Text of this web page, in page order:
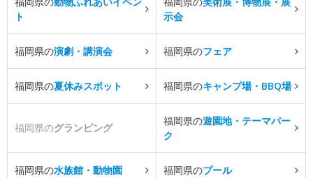
ト
示会
福岡県の演劇・講演会 福岡県のフェア
福岡県の夏休みスポット 福岡県のキャンプ場・BBQ場
福岡県のグランピング
福岡県の遊園地・テーマパー
ク
福岡県の水族館・動物園 福岡県のプール